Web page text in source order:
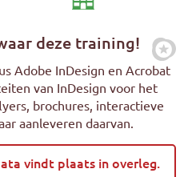
deze training!
Adobe InDesign en Acrobat
van InDesign voor het
brochures, interactieve
aanleveren daarvan.
vindt plaats in overleg.